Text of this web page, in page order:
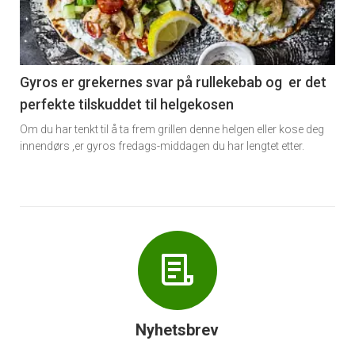
nå
-
6
Gyros er grekernes svar på rullekebab og er det
perfekte tilskuddet til helgekosen
Om du har tenkt til å ta frem grillen denne helgen eller kose deg
innendørs ,er gyros fredags-middagen du har lengtet etter.
Nyhetsbrev